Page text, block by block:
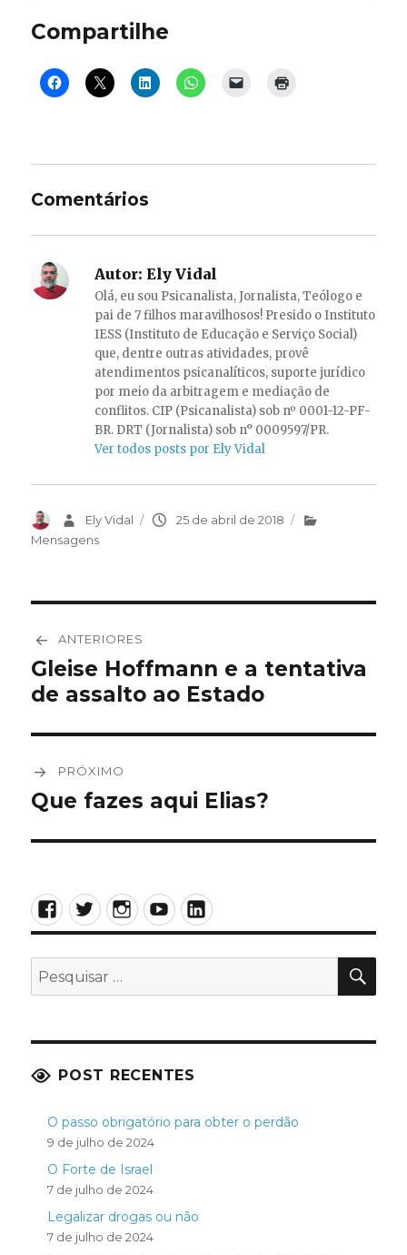
Compartilhe
Comentários
Autor: Ely Vidal
Olá, eu sou Psicanalista, Jornalista, Teólogo e
pai de 7 filhos maravilhosos! Presido o Instituto
IESS (Instituto de Educação e Serviço Social)
que, dentre outras atividades, provê
atendimentos psicanalíticos, suporte jurídico
por meio da arbitragem e mediação de
conflitos. CIP (Psicanalista) sob nº 0001-12-PF-
BR. DRT (Jornalista) sob n° 0009597/PR.
Ver todos posts por Ely Vidal
AutorEly Vidal
Publicado
25 de abril de 2018
Categorias
Mensagens
de
Post
ANTERIORES
Post
anterior:
Gleise Hoffmann e a tentativa
de assalto ao Estado
PRÓXIMO
Próximo
Que fazes aqui Elias?
Facebook
TwitterInstagram
YouTubeLinkedIn
Pesquisar
POST RECENTES
O passo obrigatório para obter o perdão
9 de julho de 2024
O Forte de Israel
7 de julho de 2024
Legalizar drogas ou não
7 de julho de 2024